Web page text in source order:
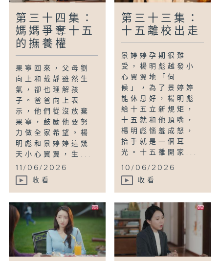
第三十四集：
媽媽爭奪十五
的撫養權
果寧回來，父母劉
向上和戴靜雖然生
氣，卻也理解孩
子。爸爸向上表
示，他們從沒放棄
果寧，鼓勵他要努
力做全家希望。楊
明彪和景婷婷這幾
天小心翼翼，生...
11/06/2026
收看
第三十三集：
十五離校出走
景婷婷孕期很難
受，楊明彪越發小
心翼翼地「伺
候」，為了景婷婷
能休息好，楊明彪
給十五立新規矩，
十五就和他頂嘴，
楊明彪惱羞成怒，
抬手就是一個耳
光。十五離開家...
10/06/2026
收看